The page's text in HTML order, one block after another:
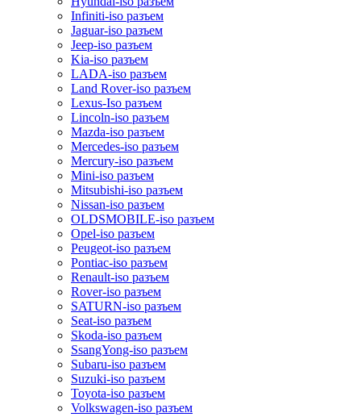
Infiniti-iso разъем
Jaguar-iso разъем
Jeep-iso разъем
Kia-iso разъем
LADA-iso разъем
Land Rover-iso разъем
Lexus-Iso разъем
Lincoln-iso разъем
Mazda-iso разъем
Mercedes-iso разъем
Mercury-iso разъем
Mini-iso разъем
Mitsubishi-iso разъем
Nissan-iso разъем
OLDSMOBILE-iso разъем
Opel-iso разъем
Peugeot-iso разъем
Pontiac-iso разъем
Renault-iso разъем
Rover-iso разъем
SATURN-iso разъем
Seat-iso разъем
Skoda-iso разъем
SsangYong-iso разъем
Subaru-iso разъем
Suzuki-iso разъем
Toyota-iso разъем
Volkswagen-iso разъем